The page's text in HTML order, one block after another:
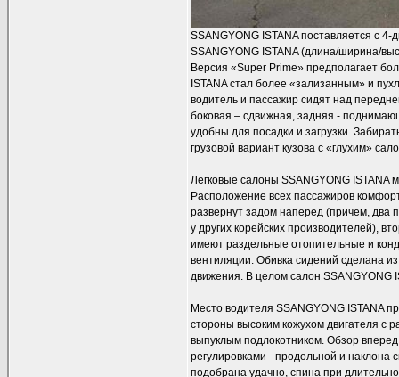
SSANGYONG ISTANA поставляется с
SSANGYONG ISTANA (длина/ширина/
Версия «Super Prime» предполагает
ISTANA стал более «зализанным» и
водитель и пассажир сидят над
боковая – сдвижная, задняя -
удобны для посадки и загрузки.
грузовой вариант кузова с «глухим»
Легковые салоны SSANGYONG ISTANA
Расположение всех пассажиров
развернут задом наперед (причем, два
у других корейских производителей),
имеют раздельные отопительные и
вентиляции. Обивка сидений сделана
движения. В целом салон SSANGYONG
Место водителя SSANGYONG ISTANA
стороны высоким кожухом двигателя с
выпуклым подлокотником. Обзор
регулировками - продольной и наклона
подобрана удачно, спина при